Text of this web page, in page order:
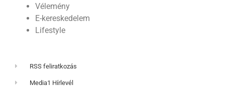
Vélemény
E-kereskedelem
Lifestyle
RSS feliratkozás
Media1 Hírlevél